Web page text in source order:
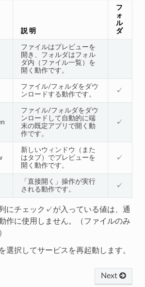
説 明
フ
ォ
ル
ダ
ファイルはプレビューを
開き、フォルダはフォル
ダ内（ファイル一覧）を
開く動作です。
ファイル/フォルダをダウ
ンロードする動作です。
✓
ファイル/フォルダをダウ
ンロードして自動的に端
末の既定アプリで開く動
作です。
✓
新しいウィンドウ（また
はタブ）でプレビューを
開く動作です。
✓
「直接開く」操作が実行
される動作です。
✓
にチェック✓が入っている値は、通
作に使用しません。（ファイルのみ
選択してサービスを再起動します。
Next